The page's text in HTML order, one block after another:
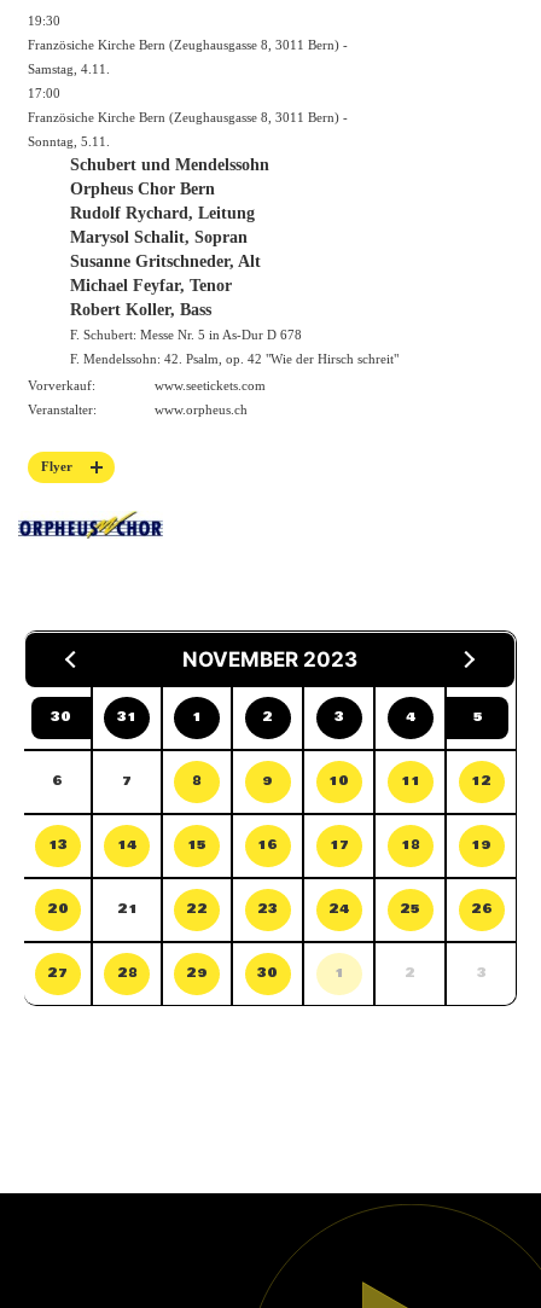
19:30
Französiche Kirche Bern (Zeughausgasse 8, 3011 Bern) -
Samstag, 4.11.
17:00
Französiche Kirche Bern (Zeughausgasse 8, 3011 Bern) -
Sonntag, 5.11.
Schubert und Mendelssohn
Orpheus Chor Bern
Rudolf Rychard, Leitung
Marysol Schalit, Sopran
Susanne Gritschneder, Alt
Michael Feyfar, Tenor
Robert Koller, Bass
F. Schubert: Messe Nr. 5 in As-Dur D 678
F. Mendelssohn: 42. Psalm, op. 42 "Wie der Hirsch schreit"
Vorverkauf:
www.seetickets.com
Veranstalter:
www.orpheus.ch
Flyer
NOVEMBER 2023
30 31 1 2 3 4 5
6 7 8 9 10 11 12
13 14 15 16 17 18 19
20 21 22 23 24 25 26
27 28 29 30 1 2 3